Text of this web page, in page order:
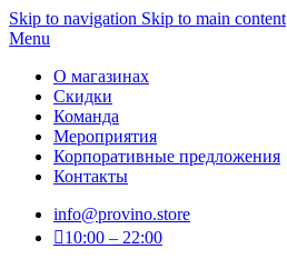
Skip to navigation Skip to main content
Menu
О магазинах
Скидки
Команда
Мероприятия
Корпоративные предложения
Контакты
info@provino.store
10:00 – 22:00